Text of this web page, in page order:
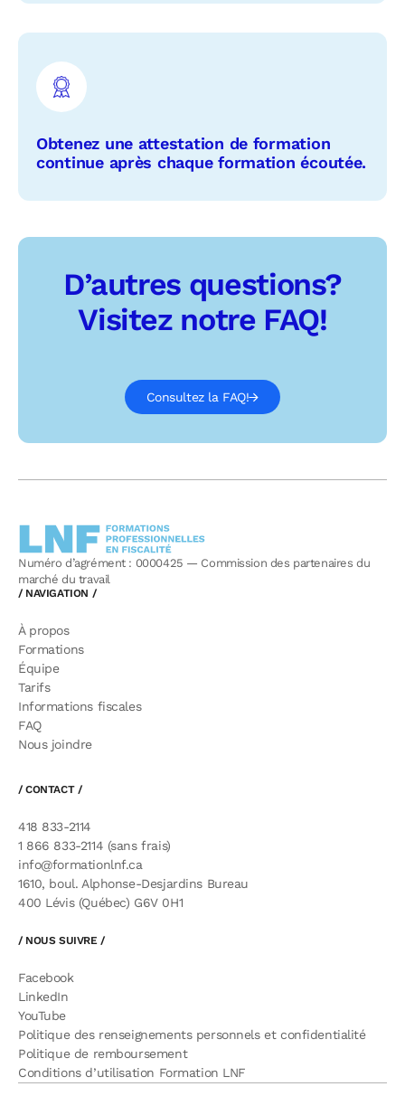
Obtenez une attestation de formation
continue après chaque formation écoutée.
D’autres questions?
Visitez notre FAQ!
Consultez la FAQ!
Numéro d’agrément : 0000425 — Commission des partenaires du
marché du travail
/ NAVIGATION /
À propos
Formations
Équipe
Tarifs
Informations fiscales
FAQ
Nous joindre
/ CONTACT /
418 833-2114
1 866 833-2114 (sans frais)
info@formationlnf.ca
1610, boul. Alphonse-Desjardins Bureau
400 Lévis (Québec) G6V 0H1
/ NOUS SUIVRE /
Facebook
LinkedIn
YouTube
Politique des renseignements personnels et confidentialité
Politique de remboursement
Conditions d’utilisation Formation LNF